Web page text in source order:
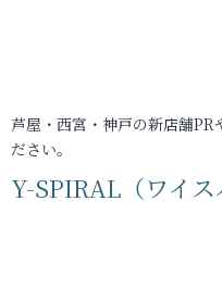
芦屋・西宮・神戸の新店舗
ださい。
Y-SPIRAL（ワイス